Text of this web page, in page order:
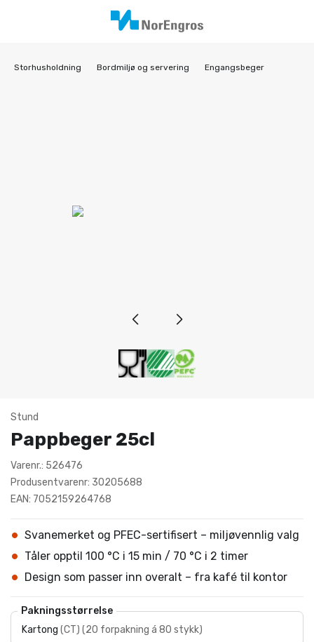
Storhusholdning Bordmiljø og servering Engangsbeger
Stund
Pappbeger 25cl
Varenr.: 526476
Produsentvarenr: 30205688
EAN: 7052159264768
Svanemerket og PFEC-sertifisert – miljøvennlig valg
Tåler opptil 100 °C i 15 min / 70 °C i 2 timer
Design som passer inn overalt – fra kafé til kontor
Pakningsstørrelse
Kartong (CT) (20 forpakning á 80 stykk)